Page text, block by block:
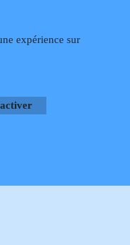
869Contact mail
Jean-Paul GUY
expérience sur